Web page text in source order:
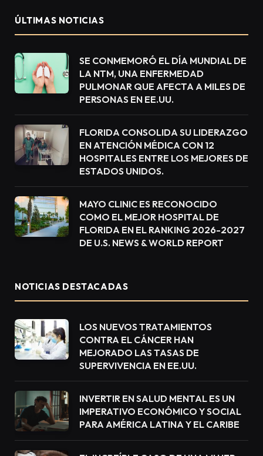
ÚLTIMAS NOTICIAS
SE CONMEMORÓ EL DÍA MUNDIAL DE
LA NTM, UNA ENFERMEDAD
PULMONAR QUE AFECTA A MILES DE
PERSONAS EN EE.UU.
FLORIDA CONSOLIDA SU LIDERAZGO
EN ATENCIÓN MÉDICA CON 12
HOSPITALES ENTRE LOS MEJORES DE
ESTADOS UNIDOS.
MAYO CLINIC ES RECONOCIDO
COMO EL MEJOR HOSPITAL DE
FLORIDA EN EL RANKING 2026-2027
DE U.S. NEWS & WORLD REPORT
NOTICIAS DESTACADAS
LOS NUEVOS TRATAMIENTOS
CONTRA EL CÁNCER HAN
MEJORADO LAS TASAS DE
SUPERVIVENCIA EN EE.UU.
INVERTIR EN SALUD MENTAL ES UN
IMPERATIVO ECONÓMICO Y SOCIAL
PARA AMÉRICA LATINA Y EL CARIBE